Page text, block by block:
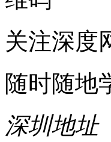
关注深度
随时随地
深圳地址